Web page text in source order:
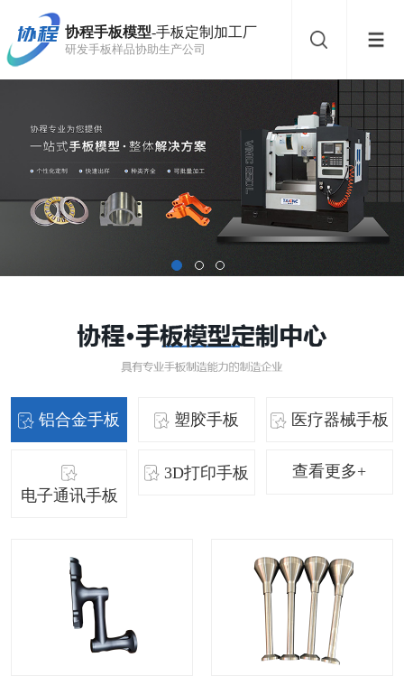
协程手板模型-手板定制加工厂
研发手板样品协助生产公司
铝合金手板 塑胶手板 医疗器械手板
电子通讯手板
3D打印手板 查看更多+